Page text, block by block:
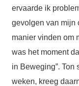
ervaarde ik
gevolgen van mijn
manier vinden om
was het moment
in Beweging”. Ton
weken, kreeg